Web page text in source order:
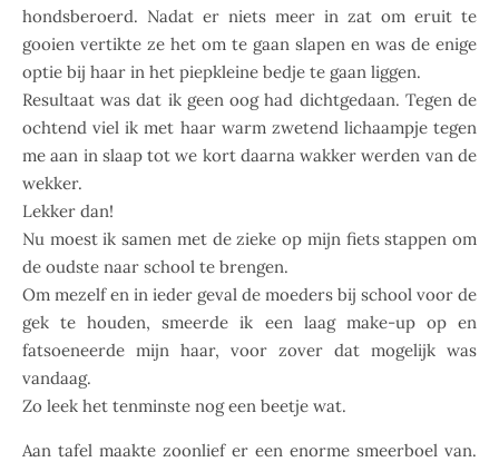
hondsberoerd. Nadat er niets meer in zat om eruit te
gooien vertikte ze het om te gaan slapen en was de enige
optie bij haar in het piepkleine bedje te gaan liggen.
Resultaat was dat ik geen oog had dichtgedaan. Tegen de
ochtend viel ik met haar warm zwetend lichaampje tegen
me aan in slaap tot we kort daarna wakker werden van de
wekker.
Lekker dan!
Nu moest ik samen met de zieke op mijn fiets stappen om
de oudste naar school te brengen.
Om mezelf en in ieder geval de moeders bij school voor de
gek te houden, smeerde ik een laag make-up op en
fatsoeneerde mijn haar, voor zover dat mogelijk was
vandaag.
Zo leek het tenminste nog een beetje wat.
Aan tafel maakte zoonlief er een enorme smeerboel van.